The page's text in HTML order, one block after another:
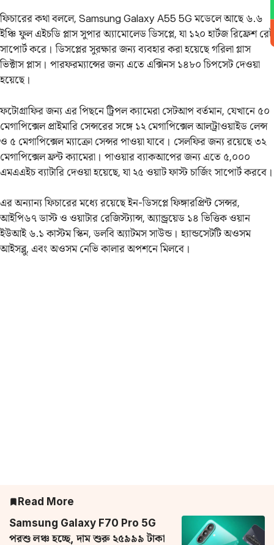
ফিচারের কথা বললে, Samsung Galaxy A55 5G মডেলে আছে ৬.৬
ইঞ্চি ফুল এইচডি প্লাস সুপার অ্যামোলেড ডিসপ্লে, যা ১২০ হার্টজ রিফ্রেশ রেট
সাপোর্ট করে। ডিসপ্লের সুরক্ষার জন্য ব্যবহার করা হয়েছে গরিলা গ্লাস
ভিক্টাস প্লাস। পারফরম্যান্সের জন্য এতে এক্সিনস ১৪৮০ চিপসেট দেওয়া
হয়েছে।
ফটোগ্রাফির জন্য এর পিছনে ট্রিপল ক্যামেরা সেটআপ বর্তমান, যেখানে ৫০
মেগাপিক্সেল প্রাইমারি সেন্সরের সঙ্গে ১২ মেগাপিক্সেল আলট্রাওয়াইড লেন্স
ও ৫ মেগাপিক্সেল ম্যাক্রো সেন্সর পাওয়া যাবে। সেলফির জন্য রয়েছে ৩২
মেগাপিক্সেল ফ্রন্ট ক্যামেরা। পাওয়ার ব্যাকআপের জন্য এতে ৫,০০০
এমএএইচ ব্যাটারি দেওয়া হয়েছে, যা ২৫ ওয়াট ফাস্ট চার্জিং সাপোর্ট করবে।
এর অন্যান্য ফিচারের মধ্যে রয়েছে ইন-ডিসপ্লে ফিঙ্গারপ্রিন্ট সেন্সর,
আইপি৬৭ ডাস্ট ও ওয়াটার রেজিস্ট্যান্স, অ্যান্ড্রয়েড ১৪ ভিত্তিক ওয়ান
ইউআই ৬.১ কাস্টম স্কিন, ডলবি অ্যাটমস সাউন্ড। হ্যান্ডসেটটি অওসম
আইসব্লু, এবং অওসম নেভি কালার অপশনে মিলবে।
Read More
Samsung Galaxy F70 Pro 5G
পরশু লঞ্চ হচ্ছে, দাম শুরু ২৫৯৯৯ টাকা